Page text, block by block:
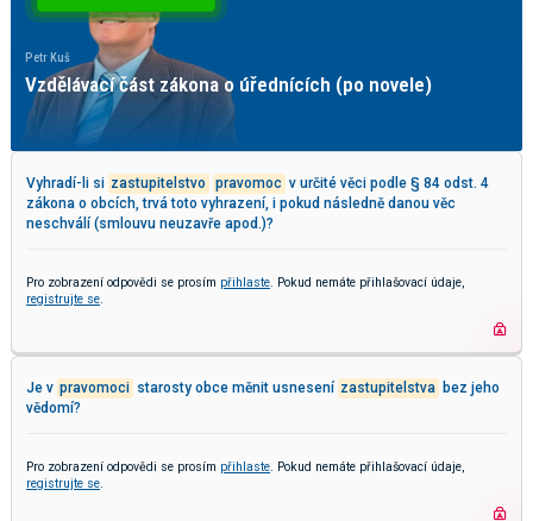
Kuš
část zákona o úřednících (po novele)
Vyhradí-li si zastupitelstvo pravomoc v určité věci podle § 84 odst. 4
zákona o obcích, trvá toto vyhrazení, i pokud následně danou věc
neschválí (smlouvu neuzavře apod.)?
Pro zobrazení odpovědi se prosím přihlaste. Pokud nemáte přihlašovací údaje,
registrujte se.
Je v pravomoci starosty obce měnit usnesení zastupitelstva bez jeho
vědomí?
Pro zobrazení odpovědi se prosím přihlaste. Pokud nemáte přihlašovací údaje,
registrujte se.